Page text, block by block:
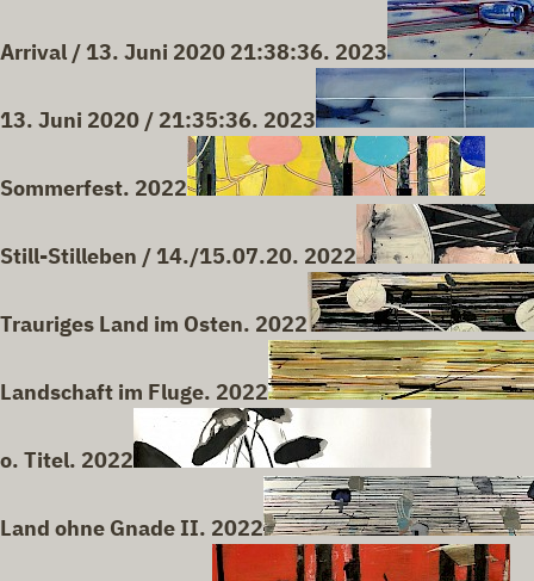
Arrival / 13. Juni 2020 21:38:36. 2023
13. Juni 2020 / 21:35:36. 2023
Sommerfest. 2022
Still-Stilleben / 14./15.07.20. 2022
Trauriges Land im Osten. 2022
Landschaft im Fluge. 2022
o. Titel. 2022
Land ohne Gnade II. 2022